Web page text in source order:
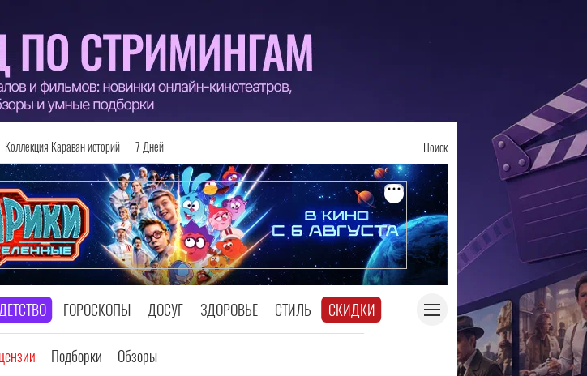
Коллекция Караван историй 7 Дней Поиск
ГОРОСКОПЫ ДОСУГ ЗДОРОВЬЕ СТИЛЬ СКИДКИ
Подборки Обзоры